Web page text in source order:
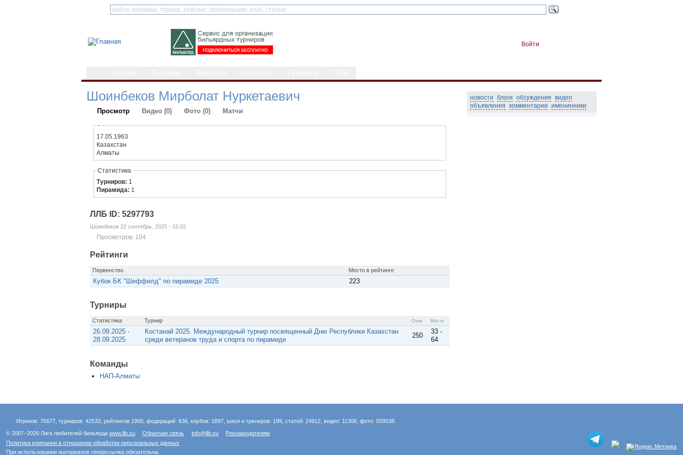
Войти
Шоинбеков Мирболат Нуркетаевич
Просмотр Видео (0) Фото (0) Матчи
-
17.05.1963
Казахстан
Алматы
Статистика
Турниров: 1
Пирамида: 1
ЛЛБ ID: 5297793
Шоинбеков 22 сентябрь, 2025 - 15:02
Просмотров: 104
Рейтинги
Первенство Место в рейтинге
Кубок БК "Шеффилд" по пирамиде 2025 223
Турниры
Статистика Турнир Очки Место
26.09.2025 -
28.09.2025
Костанай 2025. Международный турнир посвященный Дню Республики Казахстан
среди ветеранов труда и спорта по пирамиде
250
33 -
64
Команды
НАП-Алматы
новости блоги обсуждения видео
объявления комментарии именинники
Игроков: 75677, турниров: 42533, рейтингов 1900, федераций: 836, клубов: 1897, школ и тренеров: 199, статей: 24912, видео: 11306, фото: 559538.
© 2007–2026 Лига любителей бильярдаwww.llb.su Обратная связь info@llb.su
Рекламодателям
Политика компании в отношении обработки персональных данных
При использовании материалов гиперссылка обязательна.